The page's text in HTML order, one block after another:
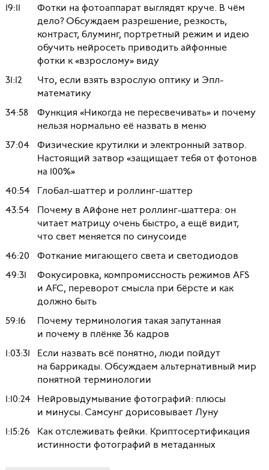
19:11
Фотки на фотоаппарат выглядят круче. В чём
дело? Обсуждаем разрешение, резкость,
контраст, блуминг, портретный режим и идею
обучить нейросеть приводить айфонные
фотки к «взрослому» виду
31:12
Что, если взять взрослую оптику и Эпл-
математику
34:58
Функция «Никогда не пересвечивать» и почему
нельзя нормально её назвать в меню
37:04 Физические крутилки и электронный затвор.
Настоящий затвор «защищает тебя от фотонов
на 100%»
40:54 Глобал-шаттер и роллинг-шаттер
43:54
Почему в Айфоне нет роллинг-шаттера: он
читает матрицу очень быстро, а ещё видит,
что свет меняется по синусоиде
46:20
Фоткание мигающего света и светодиодов
49:31
Фокусировка, компромиссность режимов AFS
и AFC, переворот смысла при бёрсте и как
должно быть
59:16
Почему терминология такая запутанная
и почему в плёнке 36 кадров
1:03:31
Если назвать всё понятно, люди пойдут
на баррикады. Обсуждаем альтернативный мир
понятной терминологии
1:10:24 Нейровыдумывание фотографий: плюсы
и минусы. Самсунг дорисовывает Луну
1:15:26
Как отслеживать фейки. Криптосертификация
истинности фотографий в метаданных